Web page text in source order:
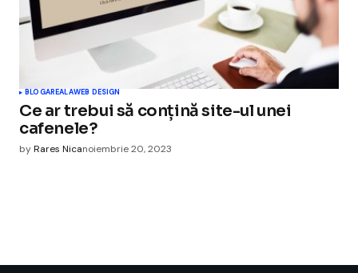
BLOGAREALAWEB DESIGN
Ce ar trebui să conțină site-ul unei
cafenele?
byRares Nicanoiembrie 20, 2023